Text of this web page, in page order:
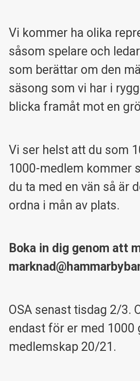
Vi kommer ha olika
såsom spelare och
som berättar om den
säsong som vi har i
blicka framåt mot en
Vi ser helst att du som
1000-medlem kommer
du ta med en vän så är
ordna i mån av plats.
Boka in dig genom att
OSA senast tisdag 2/3.
endast för er med 1000
medlemskap 20/21.